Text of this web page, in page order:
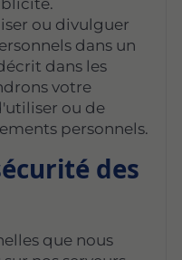
ou divulguer
dans un
dans les
votre
ou de
personnels.
des
que nous